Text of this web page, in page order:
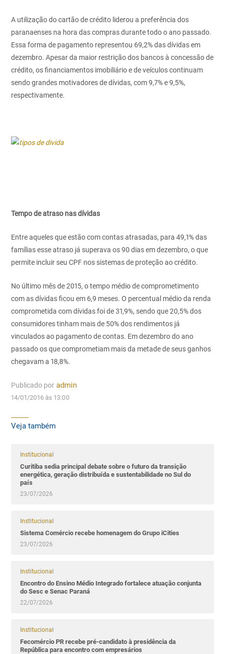
A utilização do cartão de crédito liderou a preferência dos
paranaenses na hora das compras durante todo o ano passado.
Essa forma de pagamento representou 69,2% das dívidas em
dezembro. Apesar da maior restrição dos bancos à concessão de
crédito, os financiamentos imobiliário e de veículos continuam
sendo grandes motivadores de dívidas, com 9,7% e 9,5%,
respectivamente.
Tempo de atraso nas dívidas
Entre aqueles que estão com contas atrasadas, para 49,1% das
famílias esse atraso já superava os 90 dias em dezembro, o que
permite incluir seu CPF nos sistemas de proteção ao crédito.
No último mês de 2015, o tempo médio de comprometimento
com as dívidas ficou em 6,9 meses. O percentual médio da renda
comprometida com dívidas foi de 31,9%, sendo que 20,5% dos
consumidores tinham mais de 50% dos rendimentos já
vinculados ao pagamento de contas. Em dezembro do ano
passado os que comprometiam mais da metade de seus ganhos
chegavam a 18,8%.
Publicado por admin
14/01/2016 às 13:00
Veja também
Institucional
Curitiba sedia principal debate sobre o futuro da transição
energética, geração distribuída e sustentabilidade no Sul do
país
23/07/2026
Institucional
Sistema Comércio recebe homenagem do Grupo iCities
23/07/2026
Institucional
Encontro do Ensino Médio Integrado fortalece atuação conjunta
do Sesc e Senac Paraná
22/07/2026
Institucional
Fecomércio PR recebe pré-candidato à presidência da
República para encontro com empresários